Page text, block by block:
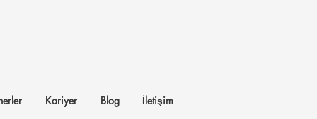
Kariyer Blog İletişim